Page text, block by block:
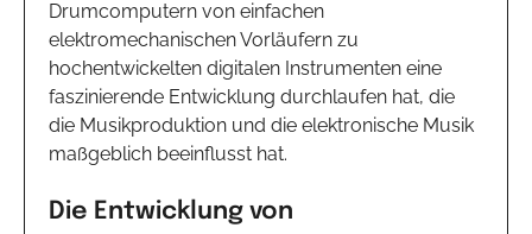
Drumcomputern von einfachen
elektromechanischen Vorläufern zu
hochentwickelten digitalen Instrumenten eine
faszinierende Entwicklung durchlaufen hat, die
die Musikproduktion und die elektronische Musik
maßgeblich beeinflusst hat.
Die Entwicklung von